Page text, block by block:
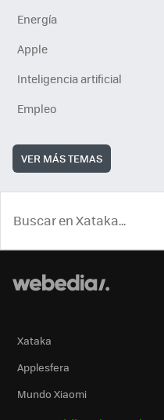
Energía
Apple
Inteligencia artificial
Empleo
VER MÁS TEMAS
Xataka
Applesfera
Mundo Xiaomi